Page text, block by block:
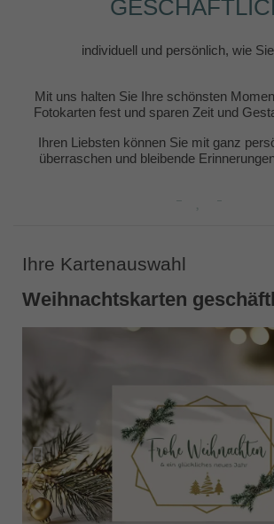
individuell und persönlich, wie
Mit uns halten Sie Ihre schönsten
Fotokarten fest und sparen Zeit und
Ihren Liebsten können Sie mit ganz
überraschen und bleibende
Ihre Kartenauswahl
Weihnachtskarten